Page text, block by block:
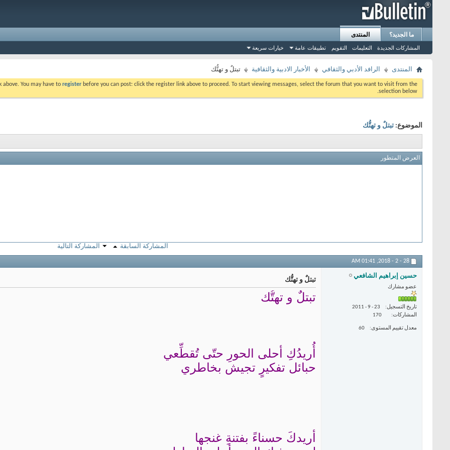
ما الجديد؟ المنتدى
المشاركات الجديدة التعليمات التقويم تطبيقات عامة خيارات سريعة
المنتدى الرافد الأدبي والثقافي الأخبار الادبية والثقافية تبتلٌ و تهتُّك
You may have to register before you can post: click the register link above to proceed. To start viewing messages, select the forum that you want to visit from the
selection below.
الموضوع: تبتلٌ و تهتُّك
العرض المتطور
المشاركة السابقة المشاركة التالية
28 - 2 - 2018,
01:41 AM
حسين إبراهيم الشافعي
عضو مشارك
تاريخ التسجيل
23 - 9 - 2011
المشاركات
170
معدل تقييم المستوى 60
تبتلٌ و تهتُّك
تبتلٌ و تهتُّك
أُريدُكِ أحلى الحورِ حتّى تُقطِّعي
حبائل تفكيرٍ تجيش بخاطري
أريدكَ حسناءً بفتنةِ غنجها